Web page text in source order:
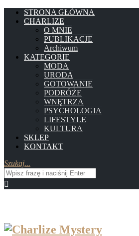
STRONA GŁÓWNA
CHARLIZE
O MNIE
PUBLIKACJE
Archiwum
KATEGORIE
MODA
URODA
GOTOWANIE
PODRÓŻE
WNĘTRZA
PSYCHOLOGIA
LIFESTYLE
KULTURA
SKLEP
KONTAKT
Szukaj...